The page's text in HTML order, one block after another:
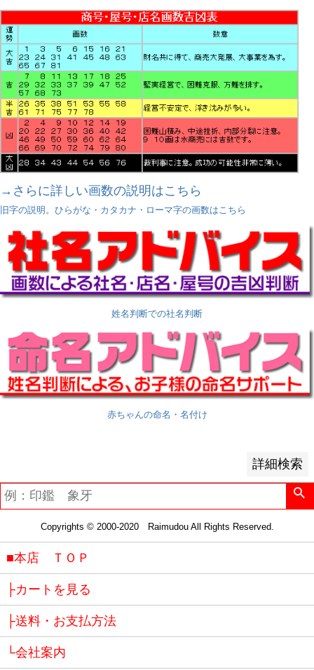
→さらに詳しい画数の説明はこちら
旧字の説明。ひらがな・カタカナ・ローマ字の画数はこちら
姓名判断での社名判断
赤ちゃんの命名・名付け
詳細検索
再入荷
翌日発送
在庫なし商品
在庫なし商品を表示しない
商品番号/JANコード
バンドル販売
予約商品のみを表示
並び順
新着順
価格が安い順
価格が高い順
優先度順
レビュー順
キーワードヒット順
Copyrights © 2000-2020 Raimudou All Rights Reserved.
■本店 ＴＯＰ
├カートを見る
├送料・お支払方法
└会社案内